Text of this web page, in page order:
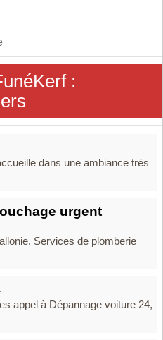
:
dans une ambiance très
urgent
Services de plomberie
appel à Dépannage voiture 24,